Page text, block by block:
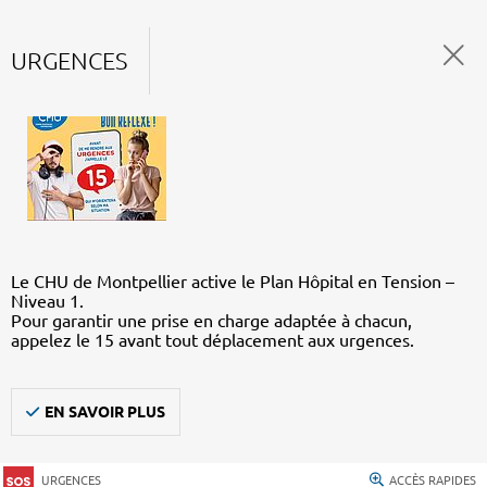
URGENCES
Le CHU de Montpellier active le Plan Hôpital en Tension –
Niveau 1.
Pour garantir une prise en charge adaptée à chacun,
appelez le 15 avant tout déplacement aux urgences.
EN SAVOIR PLUS
URGENCES ACCÈS RAPIDES